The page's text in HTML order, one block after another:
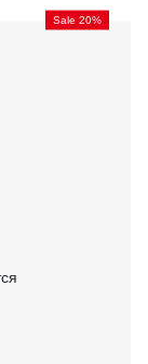
Sale 20%